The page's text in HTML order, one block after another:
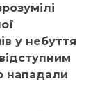
у небуття
нападали